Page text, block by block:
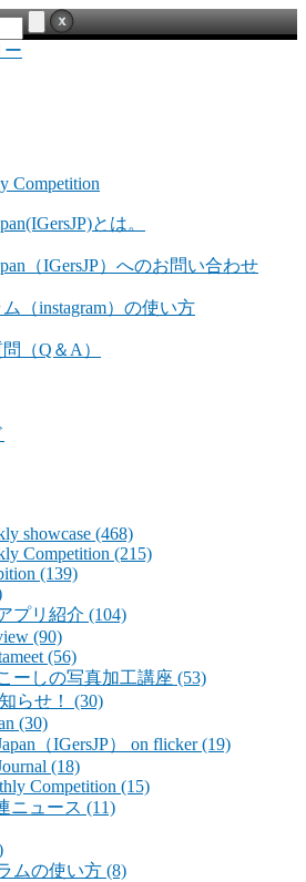
ー
Competition
とは。
（IGersJP）へのお問い合わせ
（instagram）の使い方
（Q＆A）
showcase (468)
Competition (215)
(139)
プリ紹介 (104)
(90)
(56)
ーしの写真加工講座 (53)
らせ！ (30)
(30)
（IGersJP） on flicker(19)
(18)
Competition (15)
ニュース (11)
ムの使い方 (8)